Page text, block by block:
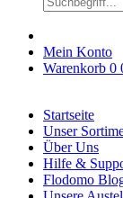
Mein Konto
Warenkorb 0
Startseite
Unser
Über Uns
Hilfe &
Flodomo